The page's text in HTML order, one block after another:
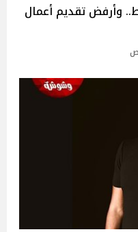
وأرفض تقديم أعمال